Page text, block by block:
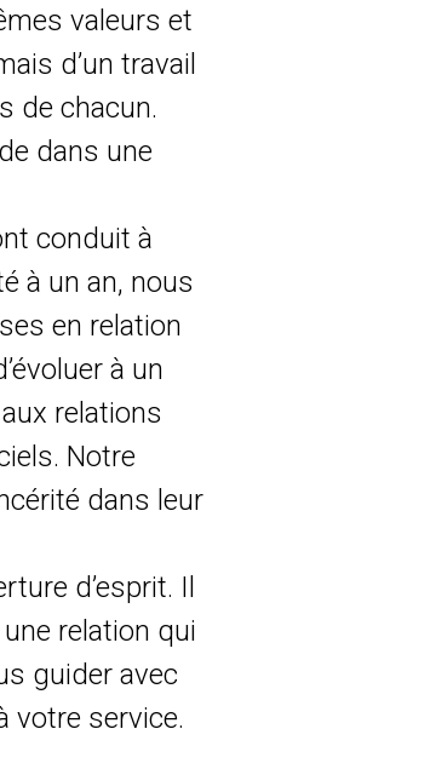
valeurs et
d’un travail
de chacun.
dans une
conduit à
à un an, nous
en relation
à un
relations
Notre
dans leur
d’esprit. Il
relation qui
guider avec
votre service.